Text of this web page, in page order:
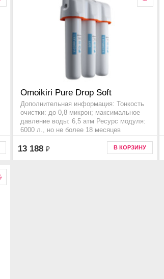
Omoikiri Pure Drop Soft
Дополнительная информация: Тонкость
очистки: до 0,8 микрон; максимальное
давление воды: 6,5 атм Ресурс модуля:
6000 л., но не более 18 месяцев
13 188 ₽ В КОРЗИНУ